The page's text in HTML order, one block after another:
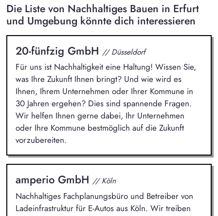
Die Liste von Nachhaltiges Bauen in Erfurt
und Umgebung könnte dich interessieren
20-fünfzig GmbH // Düsseldorf
Für uns ist Nachhaltigkeit eine Haltung! Wissen Sie,
was Ihre Zukunft Ihnen bringt? Und wie wird es
Ihnen, Ihrem Unternehmen oder Ihrer Kommune in
30 Jahren ergehen? Dies sind spannende Fragen.
Wir helfen Ihnen gerne dabei, Ihr Unternehmen
oder Ihre Kommune bestmöglich auf die Zukunft
vorzubereiten.
amperio GmbH // Köln
Nachhaltiges Fachplanungsbüro und Betreiber von
Ladeinfrastruktur für E-Autos aus Köln. Wir treiben